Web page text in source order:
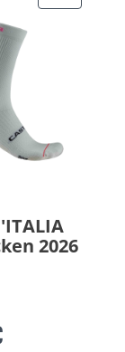
2026